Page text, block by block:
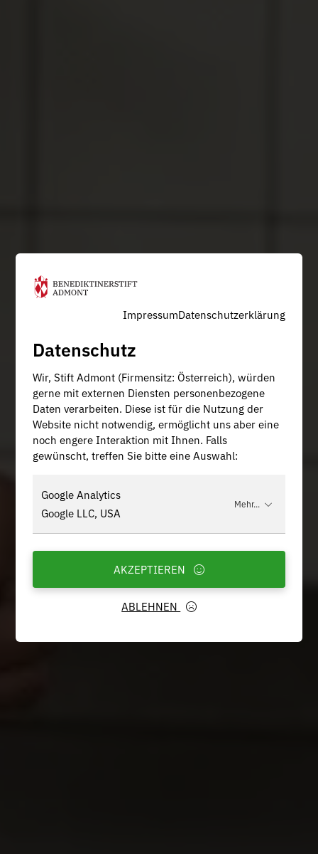
ImpressumDatenschutzerklärung
Datenschutz
Wir, Stift Admont (Firmensitz: Österreich), würden
gerne mit externen Diensten personenbezogene
Daten verarbeiten. Diese ist für die Nutzung der
Website nicht notwendig, ermöglicht uns aber eine
noch engere Interaktion mit Ihnen. Falls
gewünscht, treffen Sie bitte eine Auswahl:
Google Analytics
Google LLC, USA
Mehr...
ABLEHNEN
AKZEPTIEREN